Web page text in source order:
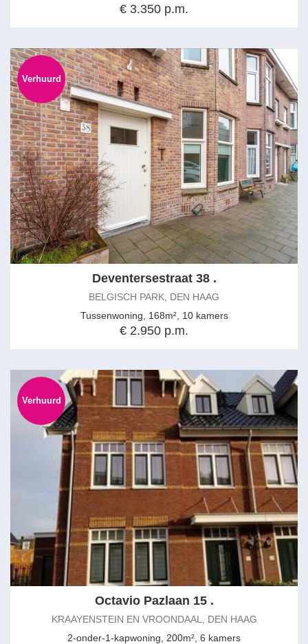
€ 3.350 p.m.
Verhuurd
Deventersestraat 38 .
BELGISCH PARK, DEN HAAG
Tussenwoning, 168m², 10 kamers
€ 2.950 p.m.
Verhuurd
Octavio Pazlaan 15 .
KRAAYENSTEIN EN VROONDAAL, DEN HAAG
2-onder-1-kapwoning, 200m², 6 kamers